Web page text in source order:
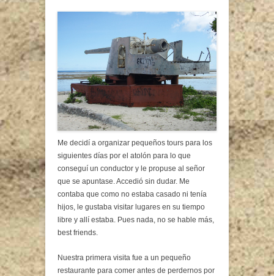
Me decidí a organizar pequeños tours para los
siguientes días por el atolón para lo que
conseguí un conductor y le propuse al señor
que se apuntase. Accedió sin dudar. Me
contaba que como no estaba casado ni tenía
hijos, le gustaba visitar lugares en su tiempo
libre y allí estaba. Pues nada, no se hable más,
best friends.
Nuestra primera visita fue a un pequeño
restaurante para comer antes de perdernos por